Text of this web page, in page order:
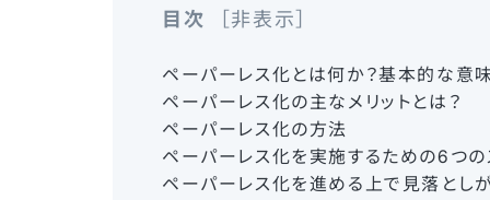
目次 非表示
ペーパーレス化とは何か？基本的な意
ペーパーレス化の主なメリットとは？
ペーパーレス化の方法
ペーパーレス化を実施するための6つの
ペーパーレス化を進める上で見落とし